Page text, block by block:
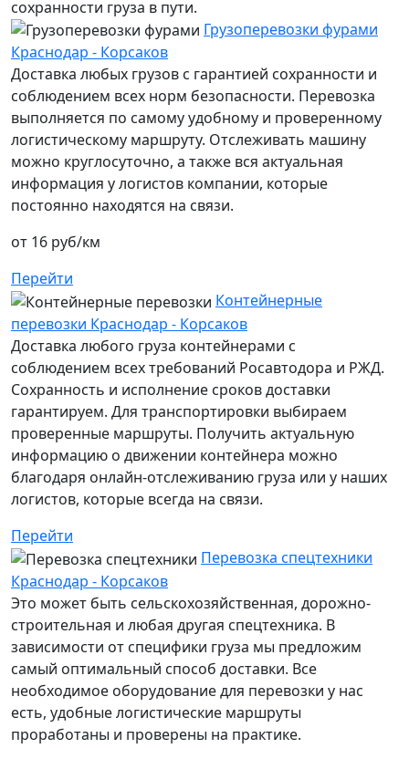
сохранности груза в пути.
Грузоперевозки фурами
Краснодар - Корсаков
Доставка любых грузов с гарантией сохранности и
соблюдением всех норм безопасности. Перевозка
выполняется по самому удобному и проверенному
логистическому маршруту. Отслеживать машину
можно круглосуточно, а также вся актуальная
информация у логистов компании, которые
постоянно находятся на связи.
от 16 руб/км
Перейти
Контейнерные
перевозки Краснодар - Корсаков
Доставка любого груза контейнерами с
соблюдением всех требований Росавтодора и РЖД.
Сохранность и исполнение сроков доставки
гарантируем. Для транспортировки выбираем
проверенные маршруты. Получить актуальную
информацию о движении контейнера можно
благодаря онлайн-отслеживанию груза или у наших
логистов, которые всегда на связи.
Перейти
Перевозка спецтехники
Краснодар - Корсаков
Это может быть сельскохозяйственная, дорожно-
строительная и любая другая спецтехника. В
зависимости от специфики груза мы предложим
самый оптимальный способ доставки. Все
необходимое оборудование для перевозки у нас
есть, удобные логистические маршруты
проработаны и проверены на практике.